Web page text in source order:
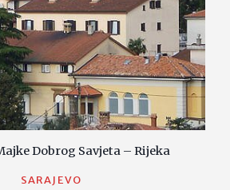
Dobrog Savjeta – Rijeka
SARAJEVO